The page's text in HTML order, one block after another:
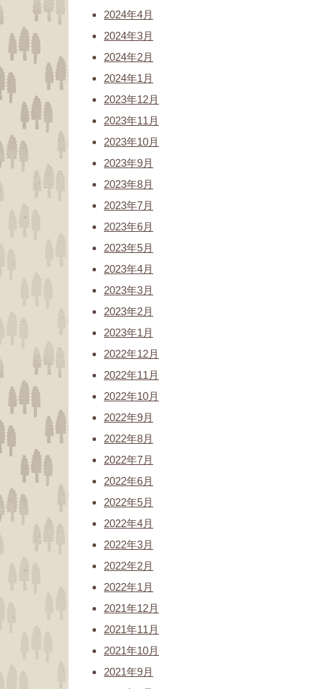
2024年4月
2024年3月
2024年2月
2024年1月
2023年12月
2023年11月
2023年10月
2023年9月
2023年8月
2023年7月
2023年6月
2023年5月
2023年4月
2023年3月
2023年2月
2023年1月
2022年12月
2022年11月
2022年10月
2022年9月
2022年8月
2022年7月
2022年6月
2022年5月
2022年4月
2022年3月
2022年2月
2022年1月
2021年12月
2021年11月
2021年10月
2021年9月